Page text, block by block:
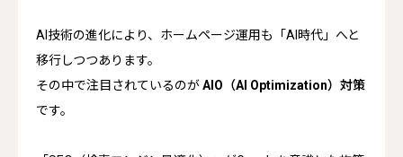
AI技術の進化により、ホームページ運用も「AI時代」へと
移行しつつあります。
その中で注目されているのがAIO（AI Optimization）対策
です。